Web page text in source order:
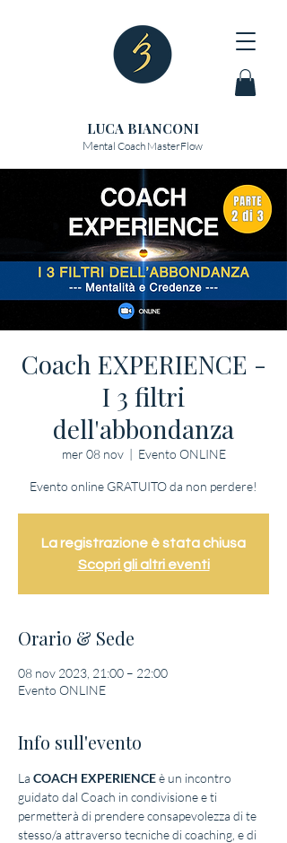
LUCA BIANCONI
Mental Coach MasterFlow
Coach EXPERIENCE -
I 3 filtri
dell'abbondanza
mer 08 nov
  |
Evento ONLINE
Evento online GRATUITO da non perdere!
La registrazione è stata chiusa
Scopri gli altri eventi
Orario & Sede
08 nov 2023, 21:00 – 22:00
Evento ONLINE
Info sull'evento
La COACH EXPERIENCE è un incontro
guidato dal Coach in condivisione e ti
permetterà di prendere consapevolezza di te
stesso/a attraverso tecniche di coaching, e di